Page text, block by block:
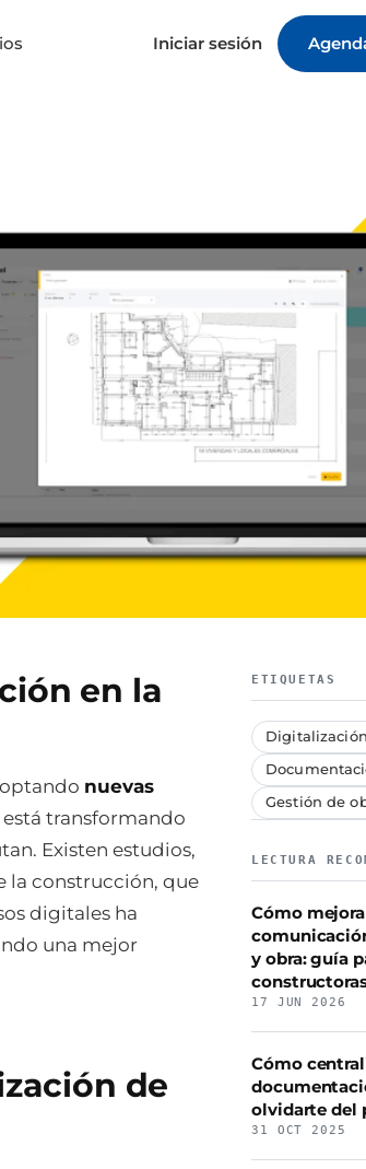
Iniciar sesión
en la
nuevas
está transformando
Existen estudios,
la construcción, que
digitales ha
una mejor
de
ETIQUETAS
Digitalización
Gestión de
LECTURA
Cómo
y obra: guía
17 JUN 2026
Cómo
olvidarte del
31 OCT 2025